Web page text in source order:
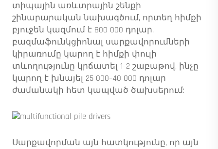
տիպային առևտրային շենքի
շինարարական նախագծում, որտեղ հիմքի
բյուջեն կազմում է 800 000 դոլար,
բազմաֆունկցիոնալ սարքավորումների
կիրառումը կարող է հիմքի փուլի
տևողությունը կրճատել 1–2 շաբաթով, ինչը
կարող է խնայել 25 000–40 000 դոլար
ժամանակի հետ կապված ծախսերում:
Սարքավորման այն հատկությունը, որ այն